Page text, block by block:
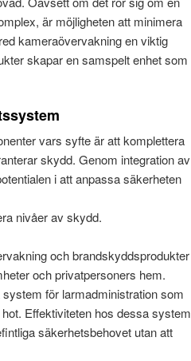
är möjligheten att minimera
kameraövervakning en viktig
skapar en samspelt enhet som
vars syfte är att komplettera
skydd. Genom integration av
i att anpassa säkerheten
nivåer av skydd.
och brandskyddsprodukter
och privatpersoners hem.
för larmadministration som
Effektiviteten hos dessa system
säkerhetsbehovet utan att